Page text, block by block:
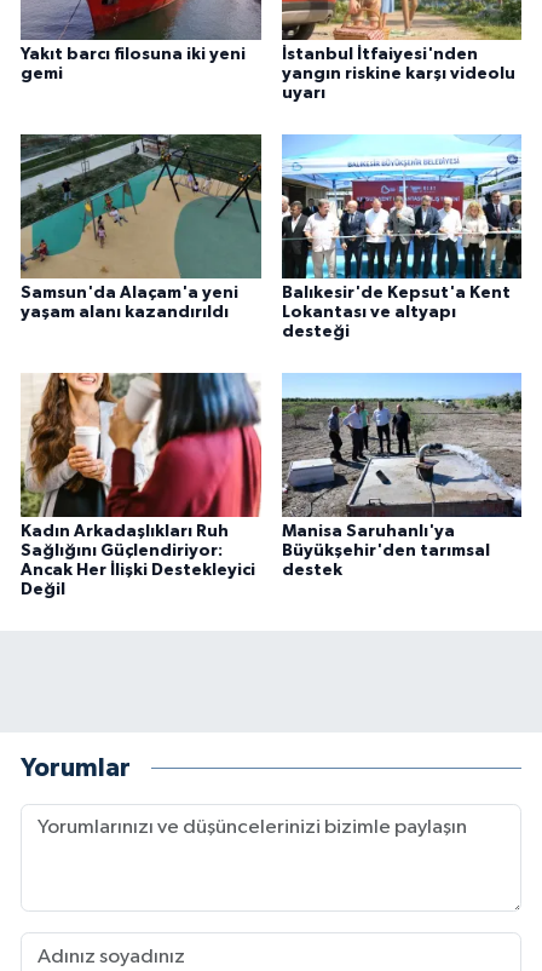
Yakıt barcı filosuna iki yeni
gemi
İstanbul İtfaiyesi'nden
yangın riskine karşı videolu
uyarı
Samsun'da Alaçam'a yeni
yaşam alanı kazandırıldı
Balıkesir'de Kepsut'a Kent
Lokantası ve altyapı
desteği
Kadın Arkadaşlıkları Ruh
Sağlığını Güçlendiriyor:
Ancak Her İlişki Destekleyici
Değil
Manisa Saruhanlı'ya
Büyükşehir'den tarımsal
destek
Yorumlar